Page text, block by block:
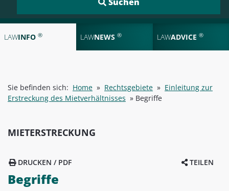
LAWINFO ® LAWNEWS ® LAWADVICE ®
Sie befinden sich: Home » Rechtsgebiete » Einleitung zur
Erstreckung des Mietverhältnisses » Begriffe
MIETERSTRECKUNG
TEILEN
DRUCKEN / PDF
Begriffe